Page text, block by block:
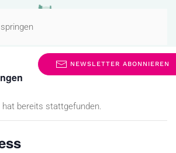
hat bereits stattgefunden.
NEWSLETTER ABONNIEREN